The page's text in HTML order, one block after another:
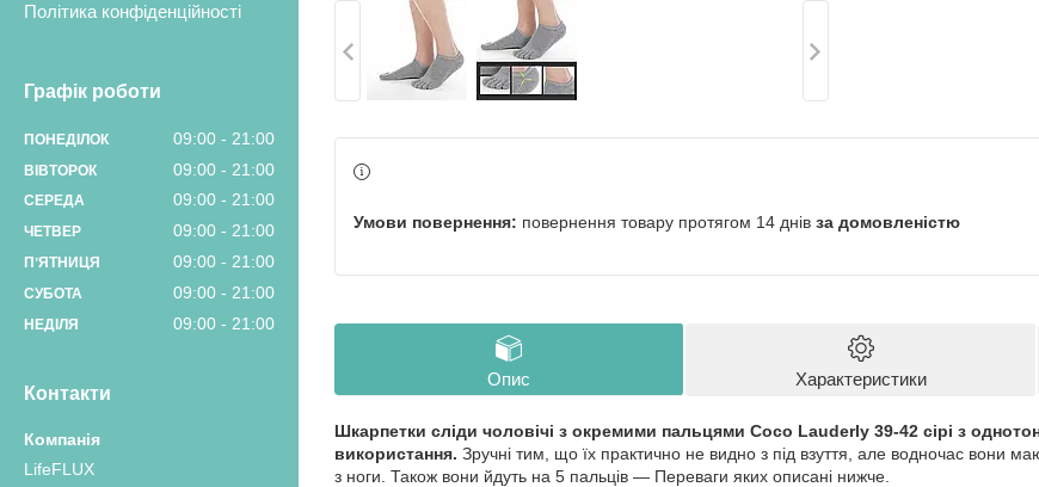
Політика конфіденційності
Графік роботи
ПОНЕДІЛОК 09:00 21:00
ВІВТОРОК 09:00 21:00
СЕРЕДА 09:00 21:00
ЧЕТВЕР 09:00 21:00
ПʼЯТНИЦЯ 09:00 21:00
СУБОТА 09:00 21:00
НЕДІЛЯ 09:00 21:00
Контакти
LifeFLUX
повернення товару протягом 14 днів за домовленістю
Опис Характеристики
Шкарпетки сліди чоловічі з окремими пальцями Coco Lauderly 39-42 сірі з
використання. Зручні тим, що їх практично не видно з під взуття, але водночас вони
з ноги. Також вони йдуть на 5 пальців — Переваги яких описані нижче.